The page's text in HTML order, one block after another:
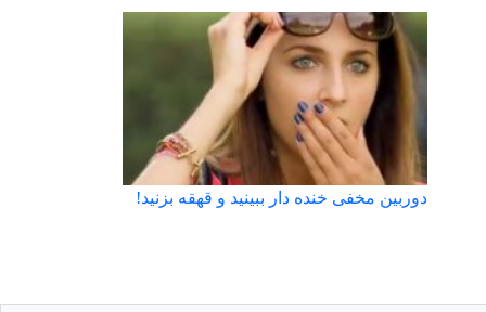
دوربین مخفی خنده دار ببینید و قهقه بزنید!